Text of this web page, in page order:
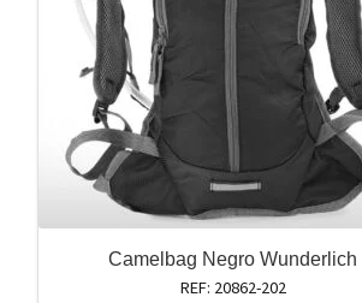
Camelbag Negro Wunderlich
REF: 20862-202